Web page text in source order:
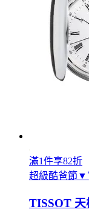
滿1件享82折
超級酷爸節▼
TISSOT 天